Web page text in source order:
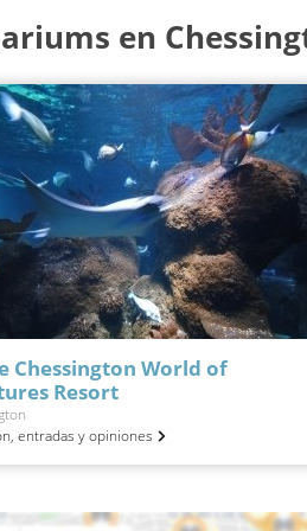
en
Chessington World of
Resort
entradas y opiniones